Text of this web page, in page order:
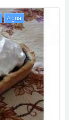
agua